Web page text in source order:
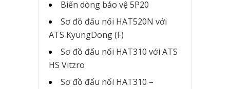
Biến dòng bảo vệ 5P20
Sơ đồ đấu nối HAT520N với
ATS KyungDong (F)
Sơ đồ đấu nối HAT310 với ATS
HS Vitzro
Sơ đồ đấu nối HAT310 –